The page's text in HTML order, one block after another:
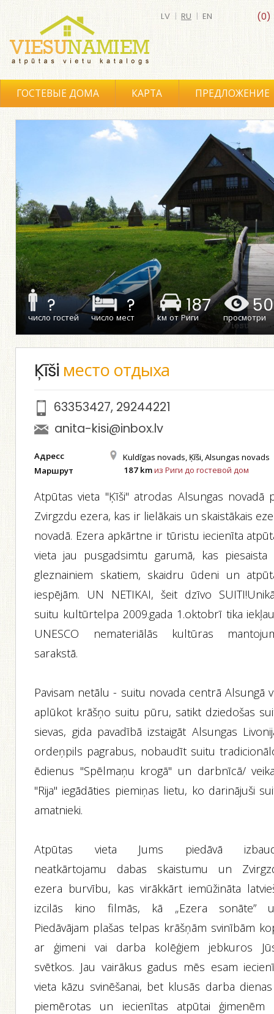
(0)
LV | RU | EN
ГОСТЕВЫЕ ДОМА КАРТА ПРЕДЛОЖЕНИЕ
?
число гостей
?
число мест
187
kм от Риги просмотри
Ķīši место отдыха
63353427, 29244221
anita-kisi@inbox.lv
Адресс Kuldīgas novads, Ķīši, Alsungas novads
Маршрут 187 kmиз Риги до гостевой дом
Atpūtas vieta "Ķīši" atrodas Alsungas novadā
Zvirgzdu ezera, kas ir lielākais un skaistākais
novadā. Ezera apkārtne ir tūristu iecienīta
vieta jau pusgadsimtu garumā, kas piesaista
gleznainiem skatiem, skaidru ūdeni un
iespējām. UN NETIKAI, šeit dzīvo
suitu kultūrtelpa 2009.gada 1.oktobrī tika
UNESCO nemateriālās kultūras
sarakstā.
Pavisam netālu - suitu novada centrā Alsungā
aplūkot krāšņo suitu pūru, satikt dziedošas
sievas, gida pavadībā izstaigāt Alsungas
ordeņpils pagrabus, nobaudīt suitu
ēdienus "Spēlmaņu krogā" un darbnīcā/
"Rija" iegādāties piemiņas lietu, ko darinājuši
amatnieki.
Atpūtas vieta Jums piedāvā
neatkārtojamu dabas skaistumu un
ezera burvību, kas virākkārt iemūžināta
izcilās kino filmās, kā „Ezera sonāte”
Piedāvājam plašas telpas krāšņām svinībām
ar ģimeni vai darba kolēģiem jebkuros
svētkos. Jau vairākus gadus mēs esam
vieta kāzu svinēšanai, bet klusās darba
piemērotas un iecienītas atpūtai ģimenēm